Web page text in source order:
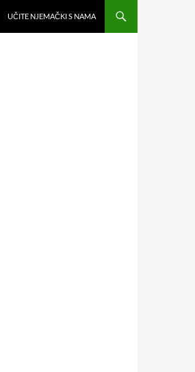
UČITE NJEMAČKI S NAMA